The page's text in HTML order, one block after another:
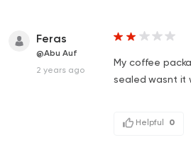
Feras
@Abu Auf
2 years ago
My coffee
sealed wasnt it
Helpful 0